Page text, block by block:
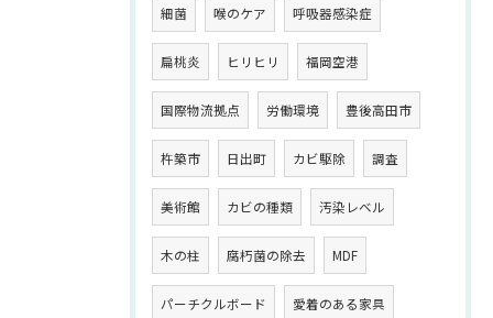
細菌 喉のケア 呼吸器感染症
扁桃炎 ヒリヒリ 福岡空港
国際物流拠点 労働環境 豊後高田市
杵築市 日出町 カビ駆除 調査
美術館 カビの種類 汚染レベル
木の柱 腐朽菌の除去 MDF
パーチクルボード 愛着のある家具